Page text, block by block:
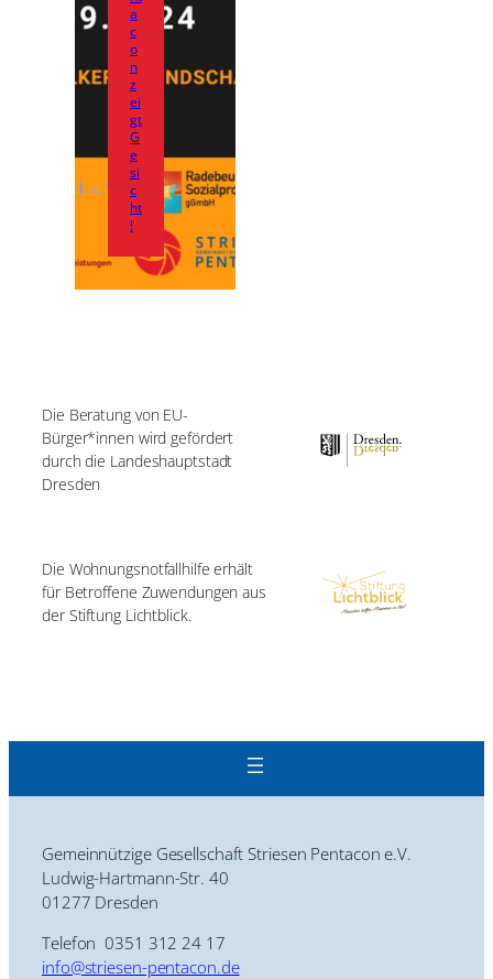
a
c
o
n
z
ei
gt
G
e
si
c
ht
!
Die Beratung von EU-
Bürger*innen wird gefördert
durch die Landeshauptstadt
Dresden
Die Wohnungsnotfallhilfe erhält
für Betroffene Zuwendungen aus
der Stiftung Lichtblick.
Gemeinnützige Gesellschaft Striesen Pentacon e.V.
Ludwig-Hartmann-Str. 40
01277 Dresden
Telefon 0351 312 24 17
info@striesen-pentacon.de